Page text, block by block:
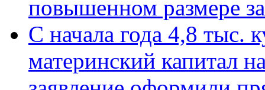
повышенном размере
С начала года 4,8 тыс.
материнский капитал